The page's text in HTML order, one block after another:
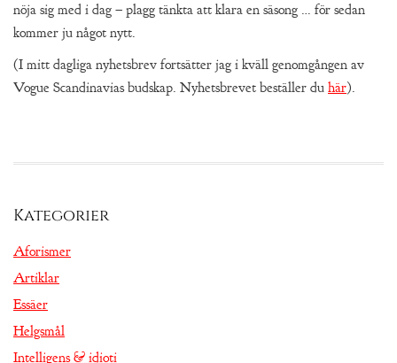
nöja sig med i dag – plagg tänkta att klara en säsong … för sedan
kommer ju något nytt.
(I mitt dagliga nyhetsbrev fortsätter jag i kväll genomgången av
Vogue Scandinavias budskap. Nyhetsbrevet beställer du här).
Kategorier
Aforismer
Artiklar
Essäer
Helgsmål
Intelligens & idioti